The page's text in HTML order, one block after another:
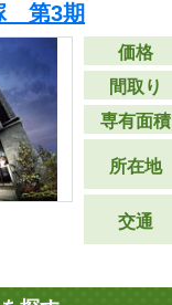
第3期
価格
間取り
専有面積
所在地
交通